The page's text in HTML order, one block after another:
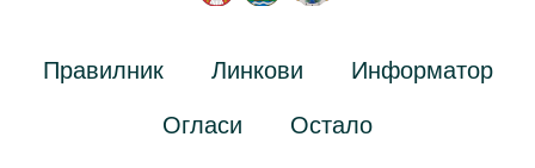
Правилник Линкови
Информатор
Огласи
Остало